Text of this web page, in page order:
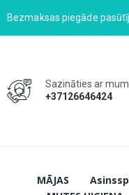
Bezmaksas piegāde
Sazināties ar
+37126646424
MĀJAS